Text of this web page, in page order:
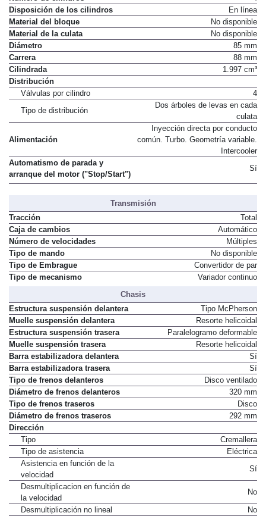
Disposición de los cilindros
En línea
Material del bloque
No disponible
Material de la culata
No disponible
Diámetro
85 mm
Carrera
88 mm
Cilindrada
1.997 cm³
Distribución
Válvulas por cilindro
4
Tipo de distribución
Dos árboles de levas en cada
culata
Alimentación
Inyección directa por conducto
común. Turbo. Geometría variable.
Intercooler
Automatismo de parada y
arranque del motor ("Stop/Start")
Sí
Transmisión
Tracción
Total
Caja de cambios
Automático
Número de velocidades
Múltiples
Tipo de mando
No disponible
Tipo de Embrague
Convertidor de par
Tipo de mecanismo
Variador continuo
Chasis
Estructura suspensión delantera
Tipo McPherson
Muelle suspensión delantera
Resorte helicoidal
Estructura suspensión trasera
Paralelogramo deformable
Muelle suspensión trasera
Resorte helicoidal
Barra estabilizadora delantera
Sí
Barra estabilizadora trasera
Sí
Tipo de frenos delanteros
Disco ventilado
Diámetro de frenos delanteros
320 mm
Tipo de frenos traseros
Disco
Diámetro de frenos traseros
292 mm
Dirección
Tipo
Cremallera
Tipo de asistencia
Eléctrica
Asistencia en función de la
velocidad
Sí
Desmultiplicacion en función de
la velocidad
No
Desmultiplicación no lineal
No